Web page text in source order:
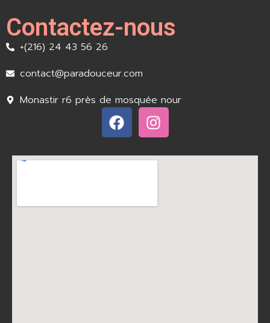
Contactez-nous
+(216) 24 43 56 26
contact@paradouceur.com
Monastir r6 près de mosquée nour